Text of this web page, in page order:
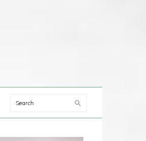
Search